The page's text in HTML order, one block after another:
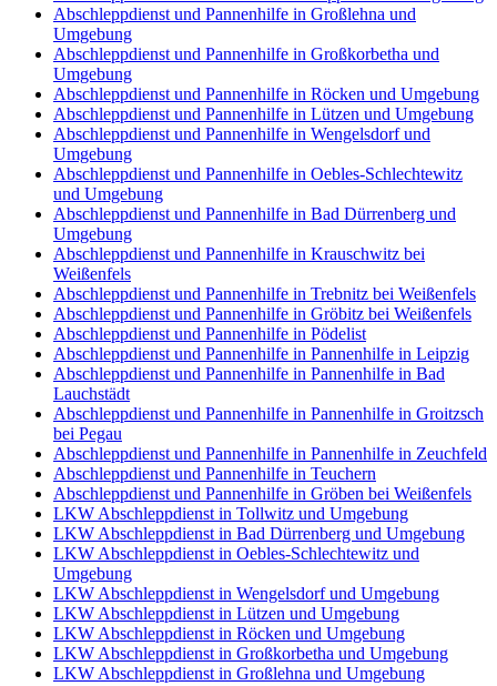
Abschleppdienst und Pannenhilfe in Großlehna und
Umgebung
Abschleppdienst und Pannenhilfe in Großkorbetha und
Umgebung
Abschleppdienst und Pannenhilfe in Röcken und Umgebung
Abschleppdienst und Pannenhilfe in Lützen und Umgebung
Abschleppdienst und Pannenhilfe in Wengelsdorf und
Umgebung
Abschleppdienst und Pannenhilfe in Oebles-Schlechtewitz
und Umgebung
Abschleppdienst und Pannenhilfe in Bad Dürrenberg und
Umgebung
Abschleppdienst und Pannenhilfe in Krauschwitz bei
Weißenfels
Abschleppdienst und Pannenhilfe in Trebnitz bei Weißenfels
Abschleppdienst und Pannenhilfe in Gröbitz bei Weißenfels
Abschleppdienst und Pannenhilfe in Pödelist
Abschleppdienst und Pannenhilfe in Pannenhilfe in Leipzig
Abschleppdienst und Pannenhilfe in Pannenhilfe in Bad
Lauchstädt
Abschleppdienst und Pannenhilfe in Pannenhilfe in Groitzsch
bei Pegau
Abschleppdienst und Pannenhilfe in Pannenhilfe in Zeuchfeld
Abschleppdienst und Pannenhilfe in Teuchern
Abschleppdienst und Pannenhilfe in Gröben bei Weißenfels
LKW Abschleppdienst in Tollwitz und Umgebung
LKW Abschleppdienst in Bad Dürrenberg und Umgebung
LKW Abschleppdienst in Oebles-Schlechtewitz und
Umgebung
LKW Abschleppdienst in Wengelsdorf und Umgebung
LKW Abschleppdienst in Lützen und Umgebung
LKW Abschleppdienst in Röcken und Umgebung
LKW Abschleppdienst in Großkorbetha und Umgebung
LKW Abschleppdienst in Großlehna und Umgebung